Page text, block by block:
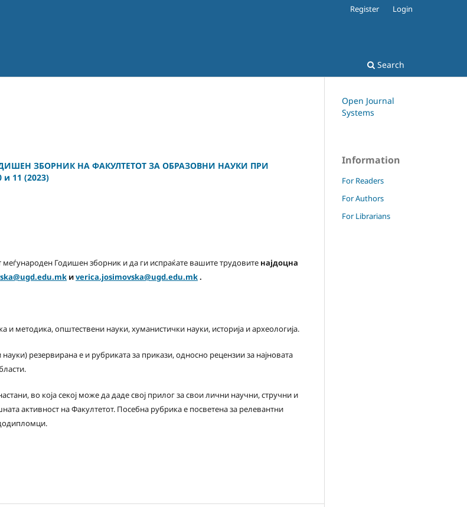
Search
Register Login
ЗБОРНИК НА ФАКУЛТЕТОТ ЗА ОБРАЗОВНИ НАУКИ ПРИ
11 (2023)
Годишен зборник и да ги испраќате вашите трудовите најдоцна
иverica.josimovska@ugd.edu.mk.
и методика, општествени науки, хуманистички науки, историја и археологија.
резервирана е и рубриката за прикази, односно рецензии за најновата
во која секој може да даде свој прилог за свои лични научни, стручни и
активност на Факултетот. Посебна рубрика е посветена за релевантни
Open Journal
Systems
Information
For Readers
For Authors
For Librarians